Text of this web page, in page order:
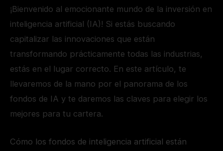
¡Bienvenido al emocionante mundo de la inversión en
inteligencia artificial (IA)! Si estás buscando
capitalizar las innovaciones que están
transformando prácticamente todas las industrias,
estás en el lugar correcto. En este artículo, te
llevaremos de la mano por el panorama de los
fondos de IA y te daremos las claves para elegir los
mejores para tu cartera.
Cómo los fondos de inteligencia artificial están